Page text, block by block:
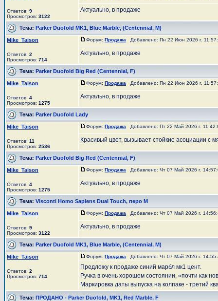
Ответов: 9
Просмотров: 3122
Актуально, в продаже
Тема: Parker Duofold MK1, Blue Marble, (Centennial, M)
Mike_Taison
Ответов: 2
Просмотров: 714
Форум: Продажа Добавлено: Пн 22 Июн 2026 г.
Актуально, в продаже
Тема: Parker Duofold Big Red (Centennial, F)
Mike_Taison
Ответов: 4
Просмотров: 1275
Форум: Продажа Добавлено: Пн 22 Июн 2026 г.
Актуально, в продаже
Тема: Parker Duofold Lady
Mike_Taison
Ответов: 11
Просмотров: 2536
Форум: Продажа Добавлено: Пт 22 Май 2026 г.
Красивый цвет, вызывает стойкие асоциации с
Тема: Parker Duofold Big Red (Centennial, F)
Mike_Taison
Ответов: 4
Просмотров: 1275
Форум: Продажа Добавлено: Чт 07 Май 2026 г.
Актуально, в продаже
Тема: Visconti Homo Sapiens Dual Touch, перо М
Mike_Taison
Ответов: 9
Просмотров: 3122
Форум: Продажа Добавлено: Чт 07 Май 2026 г.
Актуально, в продаже
Тема: Parker Duofold MK1, Blue Marble, (Centennial, M)
Mike_Taison
Ответов: 2
Просмотров: 714
Форум: Продажа Добавлено: Чт 07 Май 2026 г.
Предложу к продаже синий марбл мк1 цент.
Ручка в очень хорошем состоянии, «почти как
Маркировка даты выпуска на колпаке - третий
Тема: ПРОДАНО - Parker Duofold, MK1, Red Marble, F